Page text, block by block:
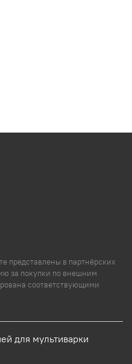
для мультиварки
представлены в партнёрских
за покупки по внешним
соответствующими